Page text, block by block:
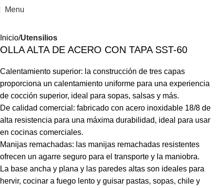
Menu
Inicio Utensilios
OLLA ALTA DE ACERO CON TAPA SST-60
Calentamiento superior: la construcción de tres capas
proporciona un calentamiento uniforme para una experiencia
de cocción superior, ideal para sopas, salsas y más.
De calidad comercial: fabricado con acero inoxidable 18/8 de
alta resistencia para una máxima durabilidad, ideal para usar
en cocinas comerciales.
Manijas remachadas: las manijas remachadas resistentes
ofrecen un agarre seguro para el transporte y la maniobra.
La base ancha y plana y las paredes altas son ideales para
hervir, cocinar a fuego lento y guisar pastas, sopas, chile y